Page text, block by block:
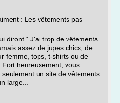
: Les vêtements pas
diront " J'ai trop de vêtements
assez de jupes chics, de
femme, tops, t-shirts ou de
Fort heureusement, vous
un site de vêtements
large...